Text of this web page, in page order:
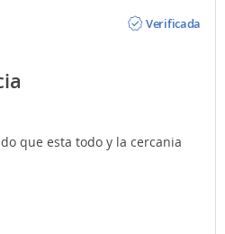
Verificada
que esta todo y la cercania